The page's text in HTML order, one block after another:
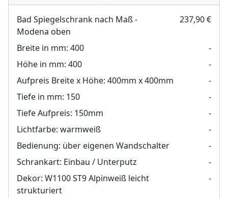
Bad Spiegelschrank nach Maß -
Modena oben
237,90 €
Breite in mm: 400
-
Höhe in mm: 400
-
Aufpreis Breite x Höhe: 400mm x 400mm
-
Tiefe in mm: 150
-
Tiefe Aufpreis: 150mm
-
Lichtfarbe: warmweiß
-
Bedienung: über eigenen Wandschalter
-
Schrankart: Einbau / Unterputz
-
Dekor: W1100 ST9 Alpinweiß leicht
strukturiert
-